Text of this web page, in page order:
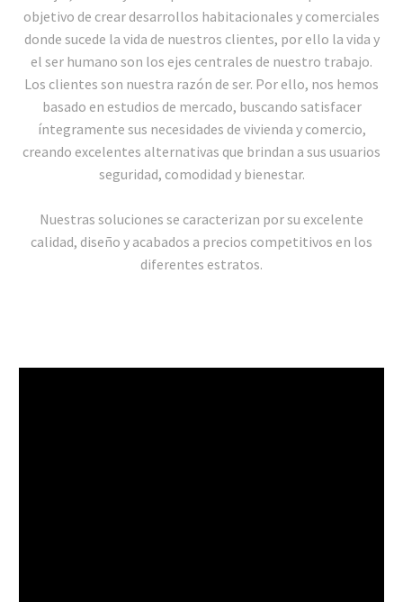
objetivo de crear desarrollos habitacionales y comerciales
donde sucede la vida de nuestros clientes, por ello la vida y
el ser humano son los ejes centrales de nuestro trabajo.
Los clientes son nuestra razón de ser. Por ello, nos hemos
basado en estudios de mercado, buscando satisfacer
íntegramente sus necesidades de vivienda y comercio,
creando excelentes alternativas que brindan a sus usuarios
seguridad, comodidad y bienestar.
Nuestras soluciones se caracterizan por su excelente
calidad, diseño y acabados a precios competitivos en los
diferentes estratos.